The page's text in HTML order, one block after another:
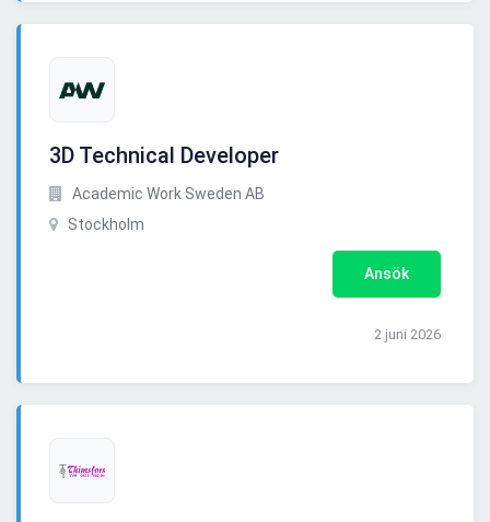
3D Technical Developer
Academic Work Sweden AB
Stockholm
Ansök
2 juni 2026